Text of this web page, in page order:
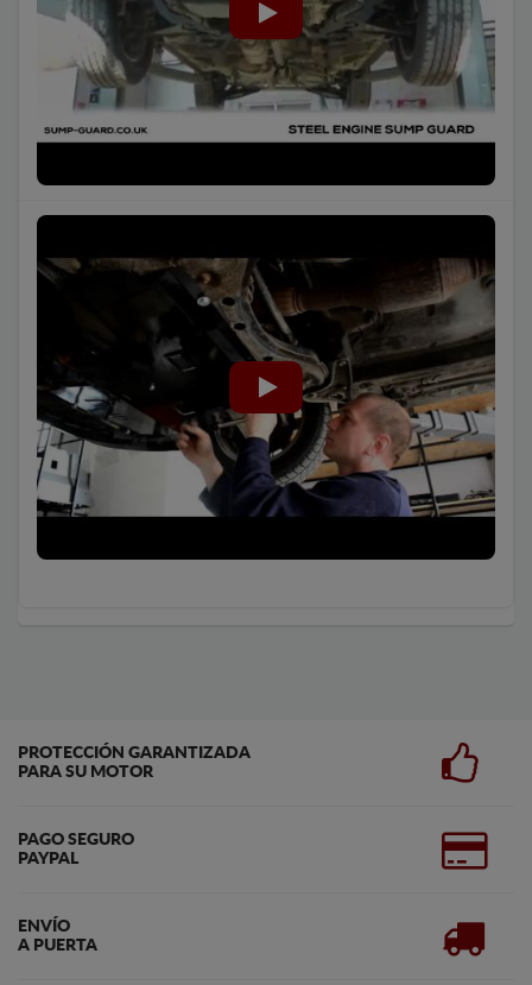
PROTECCIÓN GARANTIZADA
PARA SU MOTOR
PAGO SEGURO
PAYPAL
ENVÍO
A PUERTA